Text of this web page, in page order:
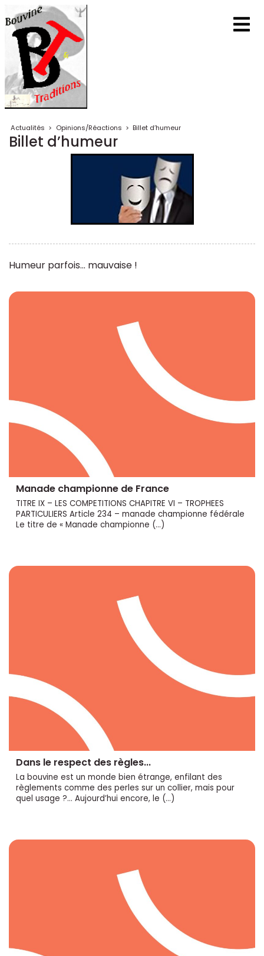
Actualités > Opinions/Réactions > Billet d’humeur
Billet d’humeur
Humeur parfois... mauvaise !
Manade championne de France
TITRE IX – LES COMPETITIONS CHAPITRE VI – TROPHEES
PARTICULIERS Article 234 – manade championne fédérale
Le titre de « Manade championne (…)
Dans le respect des règles...
La bouvine est un monde bien étrange, enfilant des
règlements comme des perles sur un collier, mais pour
quel usage ?... Aujourd’hui encore, le (…)